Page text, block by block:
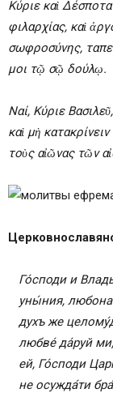
Κύριε καὶ
φιλαρχίας, καὶ
σωφροσύνης,
μοι τῷ σῷ δούλῳ.
Ναί, Κύριε
καὶ μὴ
τοὺς αἰῶνας τῶν
Го́споди и
уны́ния,
духъ же
любве́ да́руй
ей, Го́споди
не осужда́ти